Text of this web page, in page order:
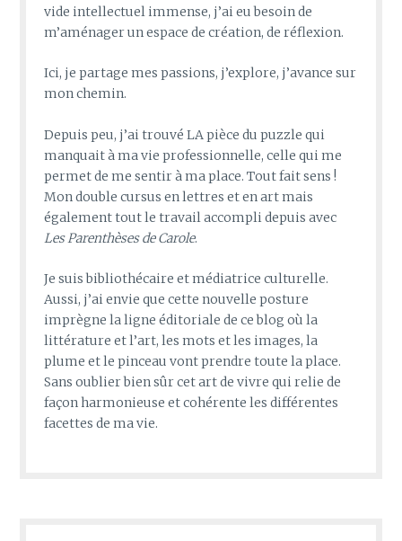
vide intellectuel immense, j’ai eu besoin de
m’aménager un espace de création, de réflexion.
Ici, je partage mes passions, j’explore, j’avance sur
mon chemin.
Depuis peu, j’ai trouvé LA pièce du puzzle qui
manquait à ma vie professionnelle, celle qui me
permet de me sentir à ma place. Tout fait sens !
Mon double cursus en lettres et en art mais
également tout le travail accompli depuis avec
Les Parenthèses de Carole.
Je suis bibliothécaire et médiatrice culturelle.
Aussi, j’ai envie que cette nouvelle posture
imprègne la ligne éditoriale de ce blog où la
littérature et l’art, les mots et les images, la
plume et le pinceau vont prendre toute la place.
Sans oublier bien sûr cet art de vivre qui relie de
façon harmonieuse et cohérente les différentes
facettes de ma vie.